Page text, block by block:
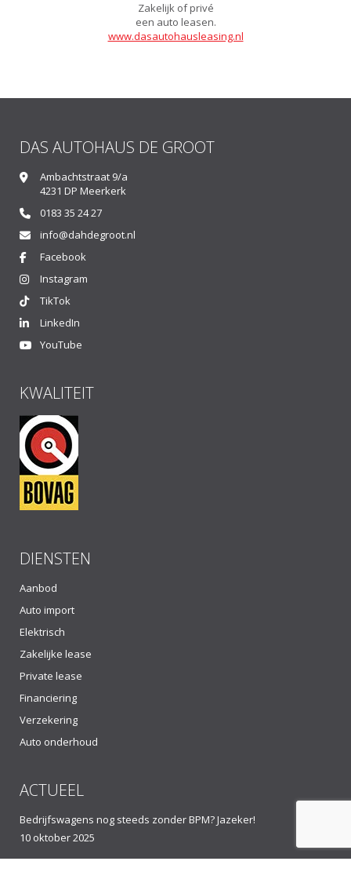
Zakelijk of privé
een auto leasen.
www.dasautohausleasing.nl
DAS AUTOHAUS DE GROOT
Ambachtstraat 9/a
4231 DP Meerkerk
0183 35 24 27
info@dahdegroot.nl
Facebook
Instagram
TikTok
LinkedIn
YouTube
KWALITEIT
DIENSTEN
Aanbod
Auto import
Elektrisch
Zakelijke lease
Private lease
Financiering
Verzekering
Auto onderhoud
ACTUEEL
Bedrijfswagens nog steeds zonder BPM? Jazeker!
10 oktober 2025
Zorgeloos met de auto op vakantie naar het buitenland